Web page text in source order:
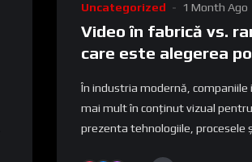
Uncategorized 1 Month Ago
Video în fabrică vs.
care este alegerea
industrială?
În industria modernă,
mai mult în conținut vizual
prezenta tehnologiile, procesele